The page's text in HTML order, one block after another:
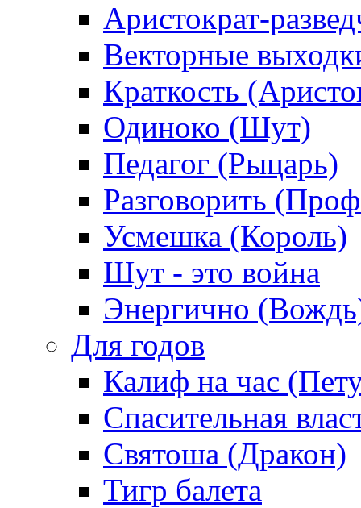
Аристократ-
Векторные
Краткость
Одиноко (Шут)
Педагог (Рыцарь)
Разговорить
Усмешка (Король)
Шут - это война
Энергично
Для годов
Калиф на час
Спасительная
Святоша (Дракон)
Тигр балета